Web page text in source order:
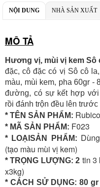
NỘI DUNG NHÀ SẢN XUẤT
MÔ TẢ
Hương vị, mùi vị kem Sô
đặc, cô đặc có vị Sô cô
màu, mùi kem, pha 60gr
đường, có sự kết hợp với
rồi đánh trộn đều lên
* TÊN SẢN PHẨM:
* MÃ SẢN PHẨM: F023
* LOẠISẢN PHẨM:
(tạo màu mùi vị kem)
* TRỌNG LƯỢNG: 2 tin 3
x3kg)
* CÁCH SỬ DỤNG: 80